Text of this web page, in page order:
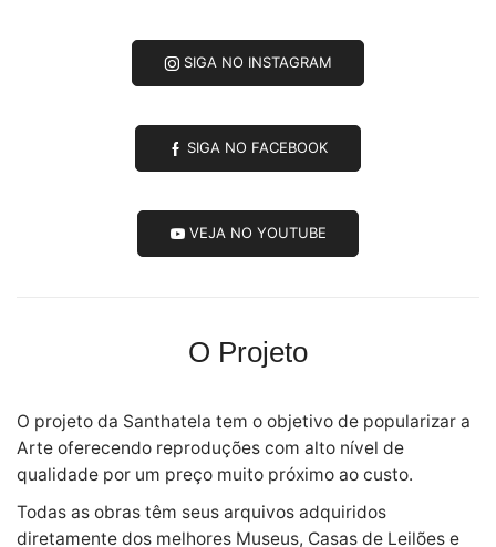
SIGA NO INSTAGRAM
SIGA NO FACEBOOK
VEJA NO YOUTUBE
O Projeto
O projeto da Santhatela tem o objetivo de popularizar a
Arte oferecendo reproduções com alto nível de
qualidade por um preço muito próximo ao custo.
Todas as obras têm seus arquivos adquiridos
diretamente dos melhores Museus, Casas de Leilões e